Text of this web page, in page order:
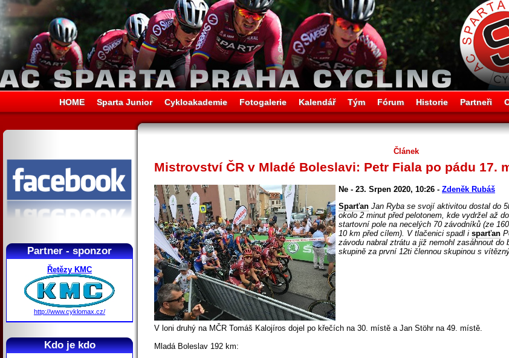
HOME Sparta Junior Cykloakademie Fotogalerie Kalendář Tým Fórum Historie Partneři
Partner - sponzor
Řetězy KMC
http://www.cyklomax.cz/
Kdo je kdo
Článek
Mistrovství ČR v Mladé Boleslavi: Petr Fiala po pádu 17.
Ne - 23. Srpen 2020, 10:26 - Zdeněk Rubáš
Sparťan Jan Ryba se svojí aktivitou dostal do
okolo 2 minut před pelotonem, kde vydržel až
startovní pole na necelých 70 závodníků (ze
10 km před cílem). V tlačenici spadl i sparťan
závodu nabral ztrátu a již nemohl zasáhnout
skupině za první 12ti člennou skupinou s
V loni druhý na MČR Tomáš Kalojíros dojel po křečích na 30. místě a Jan Stöhr na 49. místě.
Mladá Boleslav 192 km: